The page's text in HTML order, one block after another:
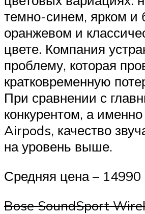
темно-синем, ярком и
оранжевом и
цвете. Компания
проблему, которая
кратковременную
При сравнении с
конкурентом, а
Airpods, качество
на уровень выше.
Средняя цена – 14990
Bose SoundSport